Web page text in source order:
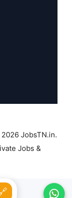
JobsTN.in.
Jobs &